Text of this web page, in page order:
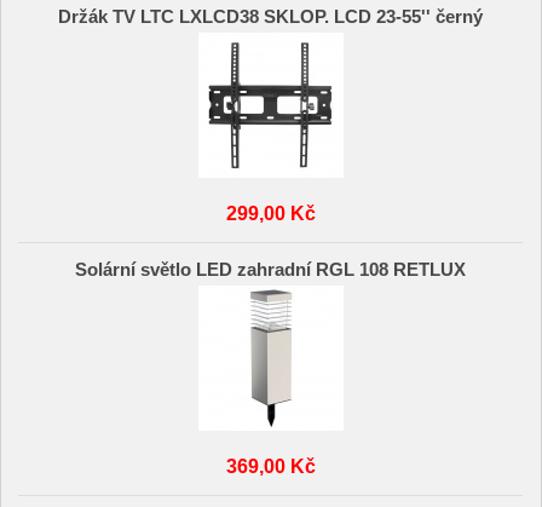
Držák TV LTC LXLCD38 SKLOP. LCD 23-55'' černý
299,00 Kč
Solární světlo LED zahradní RGL 108 RETLUX
369,00 Kč